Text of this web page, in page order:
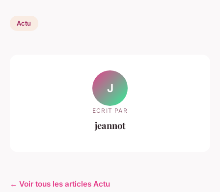
Actu
J
ECRIT PAR
jeannot
← Voir tous les articles Actu